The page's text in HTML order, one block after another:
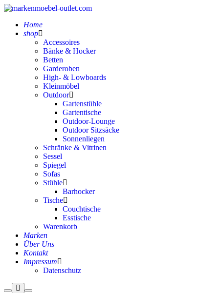
Home
shop
Accessoires
Bänke & Hocker
Betten
Garderoben
High- & Lowboards
Kleinmöbel
Outdoor
Gartenstühle
Gartentische
Outdoor-Lounge
Outdoor Sitzsäcke
Sonnenliegen
Schränke & Vitrinen
Sessel
Spiegel
Sofas
Stühle
Barhocker
Tische
Couchtische
Esstische
Warenkorb
Marken
Über Uns
Kontakt
Impressum
Datenschutz